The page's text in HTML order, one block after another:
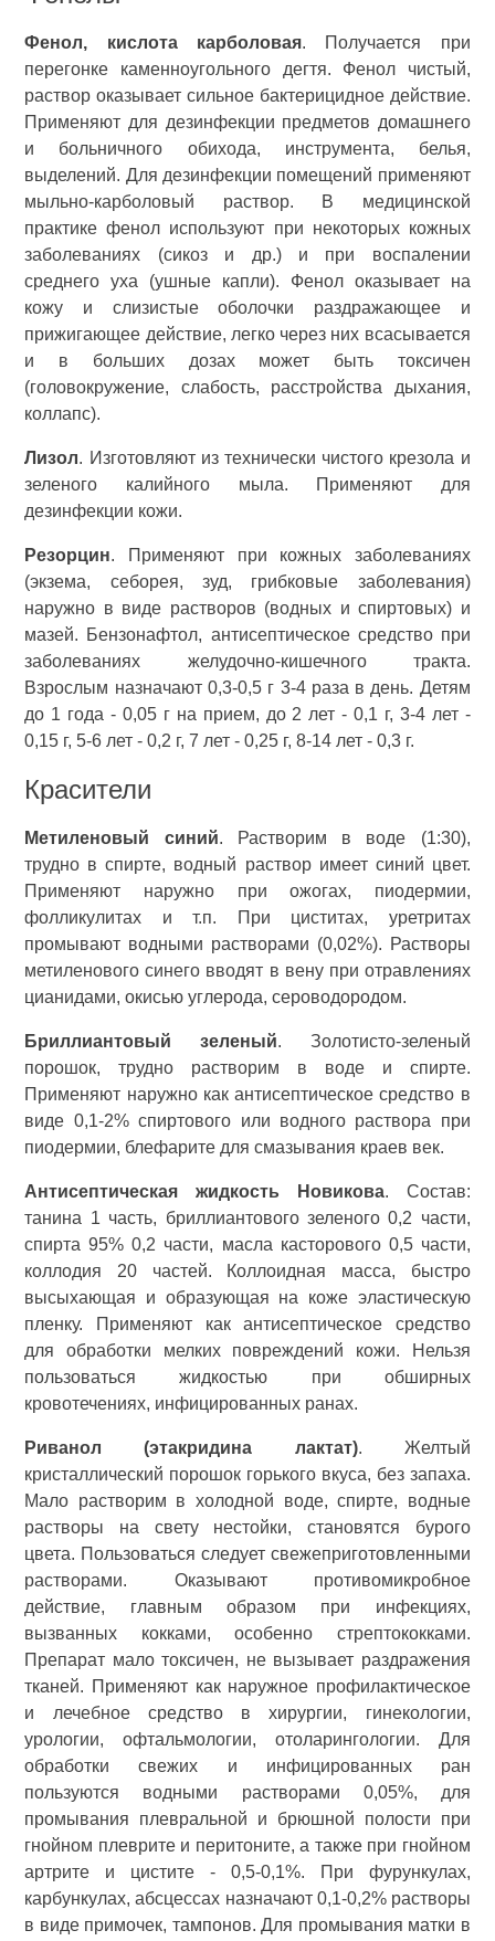
Фенол, кислота карболовая. Получается при
перегонке каменноугольного дегтя. Фенол чистый,
раствор оказывает сильное бактерицидное действие.
Применяют для дезинфекции предметов домашнего
и больничного обихода, инструмента, белья,
выделений. Для дезинфекции помещений применяют
мыльно-карболовый раствор. В медицинской
практике фенол используют при некоторых кожных
заболеваниях (сикоз и др.) и при воспалении
среднего уха (ушные капли). Фенол оказывает на
кожу и слизистые оболочки раздражающее и
прижигающее действие, легко через них всасывается
и в больших дозах может быть токсичен
(головокружение, слабость, расстройства дыхания,
коллапс).
Лизол. Изготовляют из технически чистого крезола и
зеленого калийного мыла. Применяют для
дезинфекции кожи.
Резорцин. Применяют при кожных заболеваниях
(экзема, себорея, зуд, грибковые заболевания)
наружно в виде растворов (водных и спиртовых) и
мазей. Бензонафтол, антисептическое средство при
заболеваниях желудочно-кишечного тракта.
Взрослым назначают 0,3-0,5 г 3-4 раза в день. Детям
до 1 года - 0,05 г на прием, до 2 лет - 0,1 г, 3-4 лет -
0,15 г, 5-6 лет - 0,2 г, 7 лет - 0,25 г, 8-14 лет - 0,3 г.
Красители
Метиленовый синий. Растворим в воде (1:30),
трудно в спирте, водный раствор имеет синий цвет.
Применяют наружно при ожогах, пиодермии,
фолликулитах и т.п. При циститах, уретритах
промывают водными растворами (0,02%). Растворы
метиленового синего вводят в вену при отравлениях
цианидами, окисью углерода, сероводородом.
Бриллиантовый зеленый. Золотисто-зеленый
порошок, трудно растворим в воде и спирте.
Применяют наружно как антисептическое средство в
виде 0,1-2% спиртового или водного раствора при
пиодермии, блефарите для смазывания краев век.
Антисептическая жидкость Новикова. Состав:
танина 1 часть, бриллиантового зеленого 0,2 части,
спирта 95% 0,2 части, масла касторового 0,5 части,
коллодия 20 частей. Коллоидная масса, быстро
высыхающая и образующая на коже эластическую
пленку. Применяют как антисептическое средство
для обработки мелких повреждений кожи. Нельзя
пользоваться жидкостью при обширных
кровотечениях, инфицированных ранах.
Риванол (этакридина лактат). Желтый
кристаллический порошок горького вкуса, без запаха.
Мало растворим в холодной воде, спирте, водные
растворы на свету нестойки, становятся бурого
цвета. Пользоваться следует свежеприготовленными
растворами. Оказывают противомикробное
действие, главным образом при инфекциях,
вызванных кокками, особенно стрептококками.
Препарат мало токсичен, не вызывает раздражения
тканей. Применяют как наружное профилактическое
и лечебное средство в хирургии, гинекологии,
урологии, офтальмологии, отоларингологии. Для
обработки свежих и инфицированных ран
пользуются водными растворами 0,05%, для
промывания плевральной и брюшной полости при
гнойном плеврите и перитоните, а также при гнойном
артрите и цистите - 0,5-0,1%. При фурункулах,
карбункулах, абсцессах назначают 0,1-0,2% растворы
в виде примочек, тампонов. Для промывания матки в